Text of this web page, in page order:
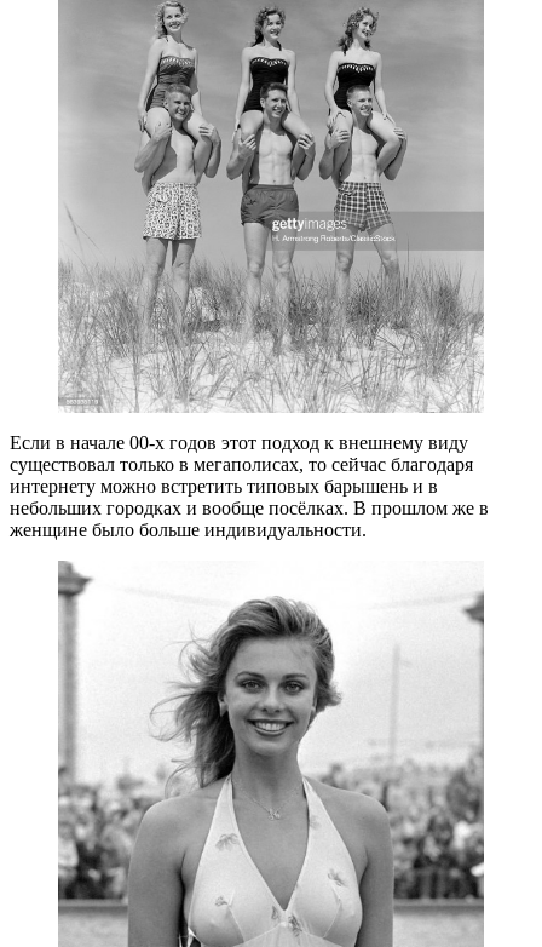
Если в начале 00-х годов этот подход к внешнему виду
существовал только в мегаполисах, то сейчас благодаря
интернету можно встретить типовых барышень и в
небольших городках и вообще посёлках. В прошлом же в
женщине было больше индивидуальности.